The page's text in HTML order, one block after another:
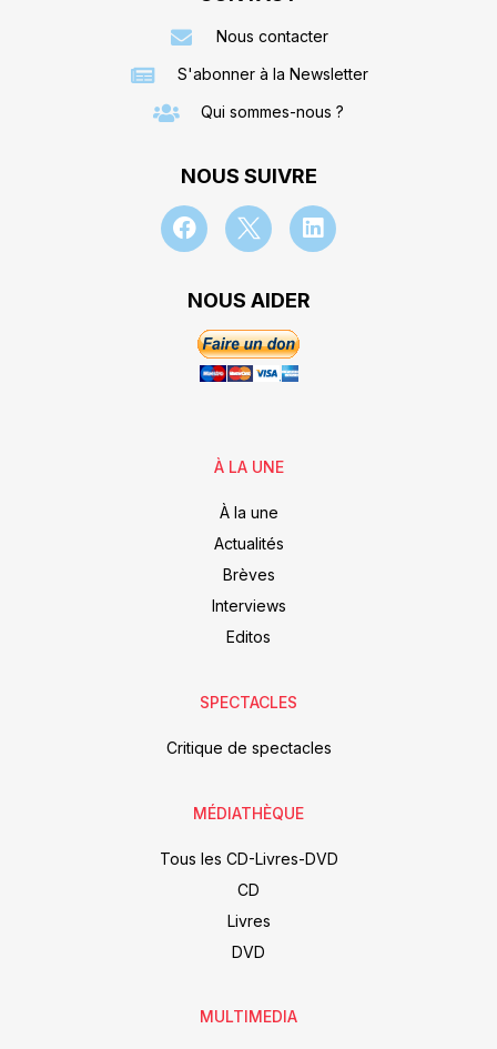
Nous contacter
S'abonner à la Newsletter
Qui sommes-nous ?
NOUS SUIVRE
NOUS AIDER
À LA UNE
À la une
Actualités
Brèves
Interviews
Editos
SPECTACLES
Critique de spectacles
MÉDIATHÈQUE
Tous les CD-Livres-DVD
CD
Livres
DVD
MULTIMEDIA